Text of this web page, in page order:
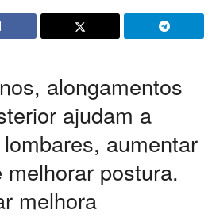
alongamentos
ajudam a
aumentar
postura.
melhora